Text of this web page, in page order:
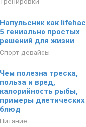
Напульсник как
5 гениально простых
решений для жизни
Спорт-девайсы
Чем полезна треска,
польза и вред,
калорийность рыбы,
примеры диетических
блюд
Питание